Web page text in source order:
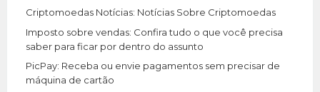
Criptomoedas Notícias: Notícias Sobre Criptomoedas
Imposto sobre vendas: Confira tudo o que você precisa
saber para ficar por dentro do assunto
PicPay: Receba ou envie pagamentos sem precisar de
máquina de cartão